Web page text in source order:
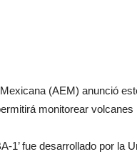
(AEM) anunció
monitorear
1’ fue desarrollado por la